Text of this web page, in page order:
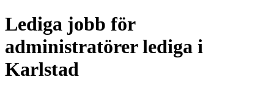
Lediga jobb för
administratörer lediga i
Karlstad